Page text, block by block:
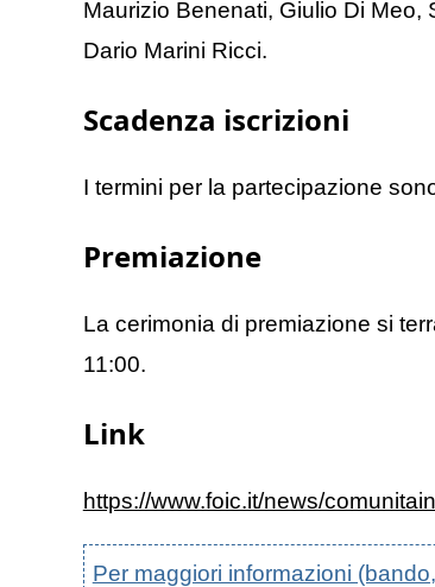
Maurizio Benenati, Giulio Di Meo,
Dario Marini Ricci.
Scadenza iscrizioni
I termini per la partecipazione
Premiazione
La cerimonia di premiazione si
11:00.
Link
https://www.foic.it/news/
Per maggiori informazioni